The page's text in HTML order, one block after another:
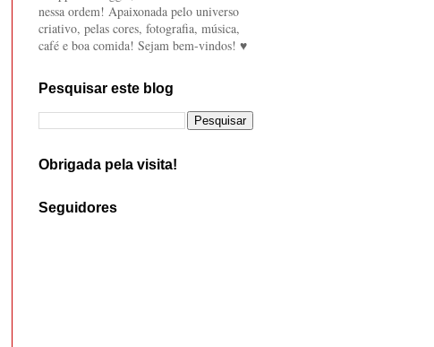
nessa ordem! Apaixonada pelo universo
criativo, pelas cores, fotografia, música,
café e boa comida! Sejam bem-vindos! ♥
Pesquisar este blog
Obrigada pela visita!
Seguidores